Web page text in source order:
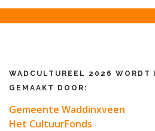
WADCULTUREEL 2026 WORDT
GEMAAKT DOOR:
Gemeente Waddinxveen
Het CultuurFonds